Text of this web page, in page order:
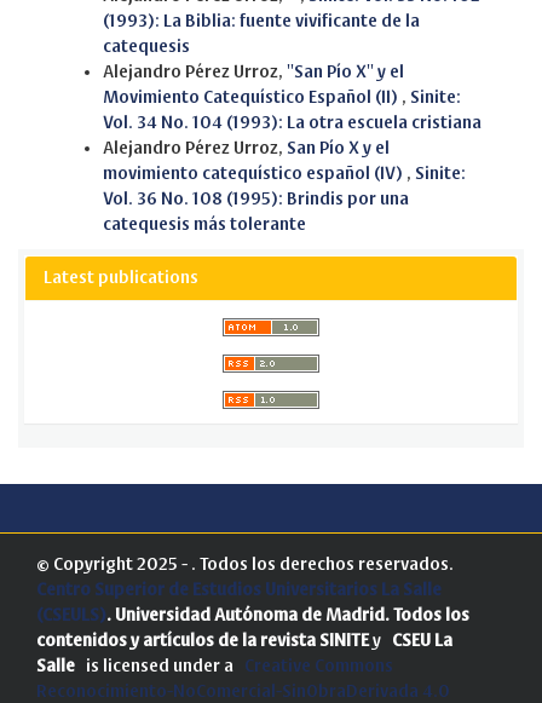
(1993): La Biblia: fuente vivificante de la
catequesis
Alejandro Pérez Urroz, ''San Pío X'' y el
Movimiento Catequístico Español (II) , Sinite:
Vol. 34 No. 104 (1993): La otra escuela cristiana
Alejandro Pérez Urroz, San Pío X y el
movimiento catequístico español (IV) , Sinite:
Vol. 36 No. 108 (1995): Brindis por una
catequesis más tolerante
Latest publications
© Copyright 2025 - . Todos los derechos reservados.
Centro Superior de Estudios Universitarios La Salle
(CSEULS). Universidad Autónoma de Madrid. Todos los
contenidos y artículos de la revista SINITEy CSEU La
Salle is licensed under a Creative Commons
Reconocimiento-NoComercial-SinObraDerivada 4.0